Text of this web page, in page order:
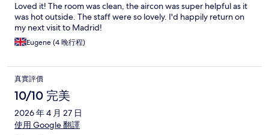
Loved it! The room was clean, the aircon was super helpful as it
was hot outside. The staff were so lovely. I'd happily return on
my next visit to Madrid!
Eugene (4 晚行程)
真實評價
10/10 完美
2026 年 4 月 27 日
使用 Google 翻譯